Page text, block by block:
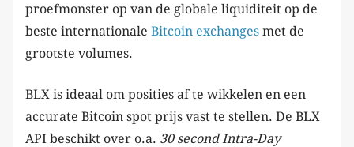
proefmonster op van de globale liquiditeit op de
beste internationale Bitcoin exchanges met de
grootste volumes.
BLX is ideaal om posities af te wikkelen en een
accurate Bitcoin spot prijs vast te stellen. De BLX
API beschikt over o.a. 30 second Intra-Day